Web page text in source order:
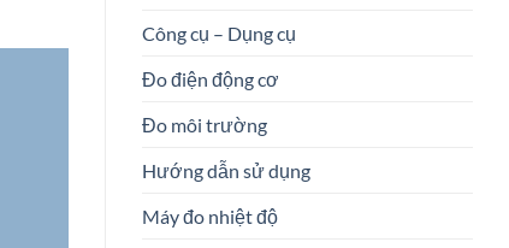
Công cụ – Dụng cụ
Đo điện động cơ
Đo môi trường
Hướng dẫn sử dụng
Máy đo nhiệt độ